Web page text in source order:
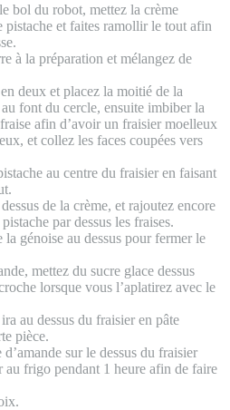
bol du robot, mettez la crème
pistache et faites ramollir le tout afin
à la préparation et mélangez de
deux et placez la moitié de la
font du cercle, ensuite imbiber la
afin d’avoir un fraisier moelleux
et collez les faces coupées vers
au centre du fraisier en faisant
de la crème, et rajoutez encore
par dessus les fraises.
la génoise au dessus pour fermer le
mettez du sucre glace dessus
lorsque vous l’aplatirez avec le
au dessus du fraisier en pâte
pièce.
sur le dessus du fraisier
au frigo pendant 1 heure afin de faire